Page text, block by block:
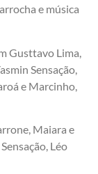
e música
Gusttavo Lima,
Sensação,
e Marcinho,
Maiara e
Léo